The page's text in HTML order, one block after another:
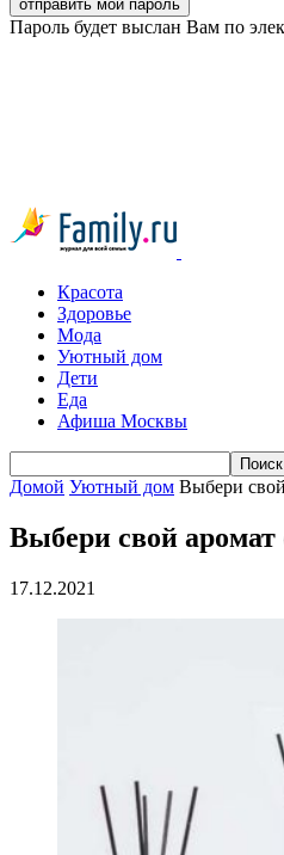
Пароль будет выслан Вам по
Красота
Здоровье
Мода
Уютный дом
Дети
Еда
Афиша Москвы
Домой Уютный дом Выбери
Выбери свой аромат
17.12.2021